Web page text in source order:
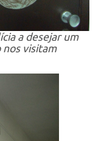
a desejar um
visitam